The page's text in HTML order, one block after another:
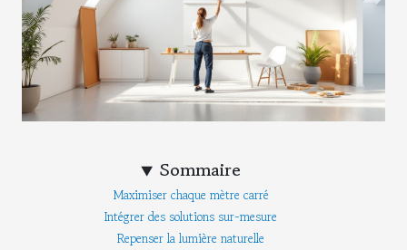
Sommaire
Maximiser chaque mètre carré
Intégrer des solutions sur-mesure
Repenser la lumière naturelle